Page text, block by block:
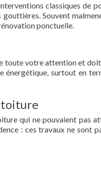
classiques de
Souvent
ponctuelle.
toute votre attention et
énergétique, surtout en
toiture
qui ne pouvaient pas
: ces travaux ne sont